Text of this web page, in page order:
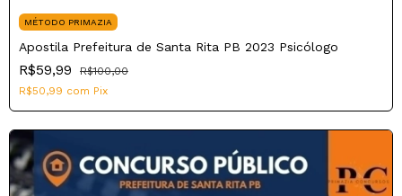
MÉTODO PRIMAZIA
Apostila Prefeitura de Santa Rita PB 2023 Psicólogo
R$59,99
R$100,00
R$50,99 com Pix